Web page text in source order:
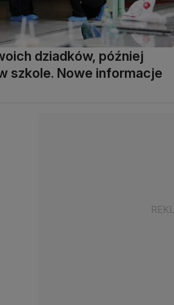
dziadków, później
szkole. Nowe informacje